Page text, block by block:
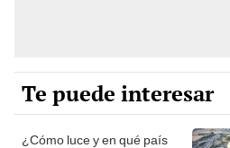
Te puede interesar
¿Cómo luce y en qué país